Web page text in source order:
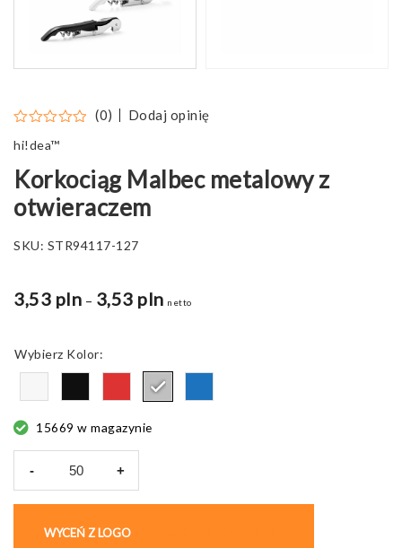
(0) Dodaj opinię
hi!dea™
Korkociąg Malbec metalowy z
otwieraczem
SKU: STR94117-127
3,53 pln – 3,53 plnZakres
do
netto
Kolor
15669 w magazynie
-
metalowy
+
WYCEŃ Z LOGO